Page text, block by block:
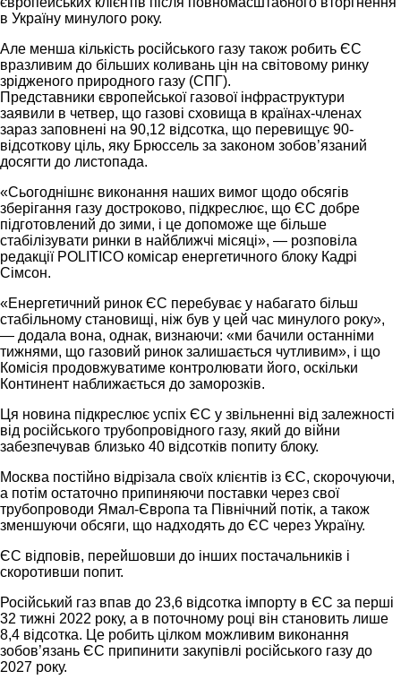
в Україну минулого року.
Але менша кількість російського газу також робить ЄС
вразливим до більших коливань цін на світовому ринку
зрідженого природного газу (СПГ).
Представники європейської газової інфраструктури
заявили в четвер, що газові сховища в країнах-членах
зараз заповнені на 90,12 відсотка, що перевищує 90-
відсоткову ціль, яку Брюссель за законом зобов’язаний
досягти до листопада.
«Сьогоднішнє виконання наших вимог щодо обсягів
зберігання газу достроково, підкреслює, що ЄС добре
підготовлений до зими, і це допоможе ще більше
стабілізувати ринки в найближчі місяці», — розповіла
редакції POLITICO комісар енергетичного блоку Кадрі
Сімсон.
«Енергетичний ринок ЄС перебуває у набагато більш
стабільному становищі, ніж був у цей час минулого року»,
— додала вона, однак, визнаючи: «ми бачили останніми
тижнями, що газовий ринок залишається чутливим», і що
Комісія продовжуватиме контролювати його, оскільки
Континент наближається до заморозків.
Ця новина підкреслює успіх ЄС у звільненні від залежності
від російського трубопровідного газу, який до війни
забезпечував близько 40 відсотків попиту блоку.
Москва постійно відрізала своїх клієнтів із ЄС, скорочуючи,
а потім остаточно припиняючи поставки через свої
трубопроводи Ямал-Європа та Північний потік, а також
зменшуючи обсяги, що надходять до ЄС через Україну.
ЄС відповів, перейшовши до інших постачальників і
скоротивши попит.
Російський газ впав до 23,6 відсотка імпорту в ЄС за перші
32 тижні 2022 року, а в поточному році він становить лише
8,4 відсотка. Це робить цілком можливим виконання
зобов’язань ЄС припинити закупівлі російського газу до
2027 року.